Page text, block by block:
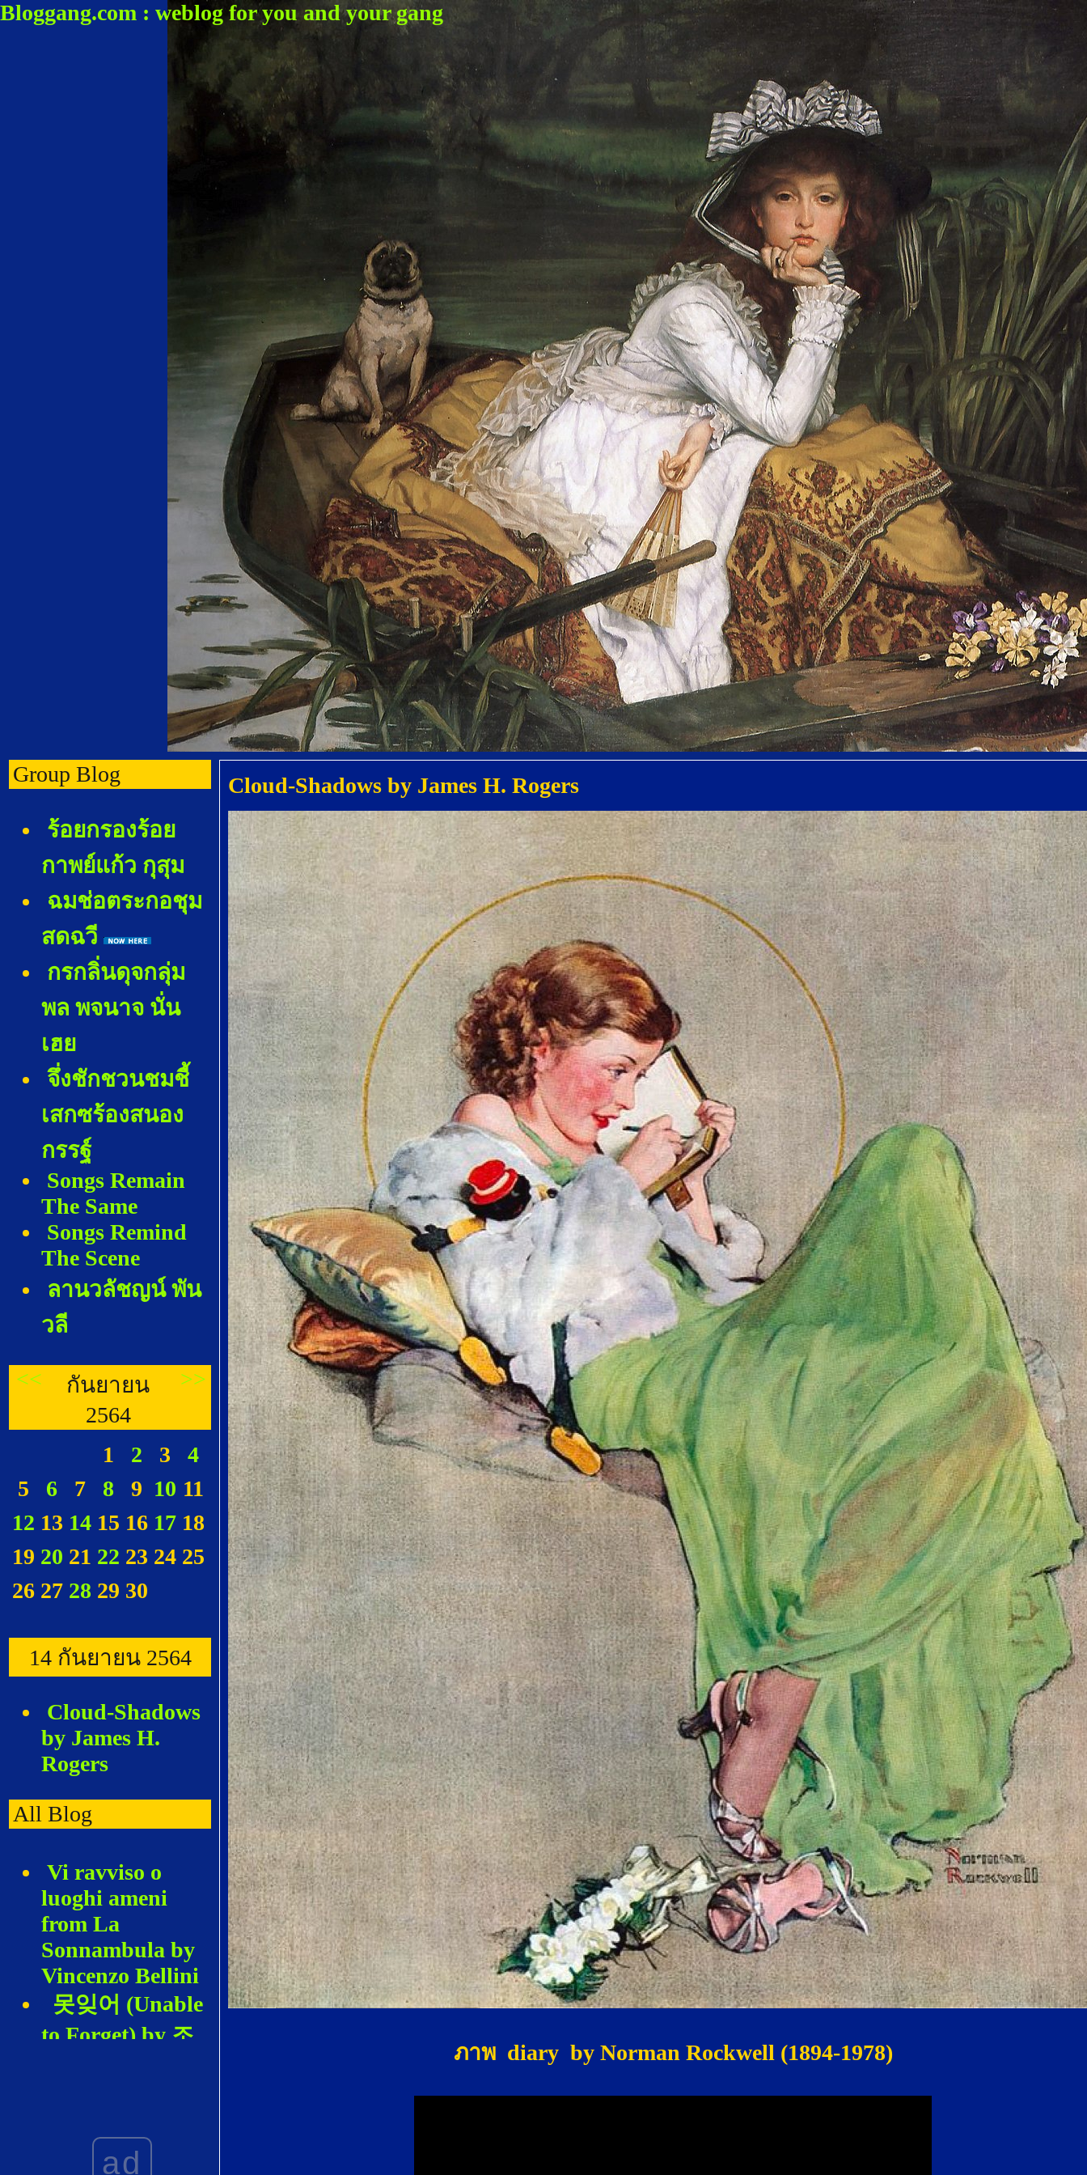
Bloggang.com : weblog for you and your gang
Group Blog
ร้อยกรองร้อ
กาพย์แก้ว กุสุม
ฉมช่อตระกอชุม
สดฉวี
กรกลิ่นดุจกลุ่ม
พล พจนาจ นั่น
เฮ
จึ่งชักชวนชมชี้
เสกซร้องสนอง
กรรฐ์
Songs Remain
The Same
Songs Remind
The Scene
ลานวลัชญน์ พัน
วลี
<<
กันยายน
2564
>>
1 2 3
4
5
6 7 8 9 10 11
12 13 14 15 16 17 18
19 20 21 22 23 24 25
26 27 28 29 30
14 กันยายน 2564
Cloud-Shadows
by James H.
Rogers
All Blog
Vi ravviso o
luoghi ameni
from La
Sonnambula by
Vincenzo Bellini
못잊어 (Unable
to Forget) by 조
vengo, Madre by
ad
Cloud-Shadows by James H. Rogers
ภาพ diary by Norman Rockwell (1894-1978)